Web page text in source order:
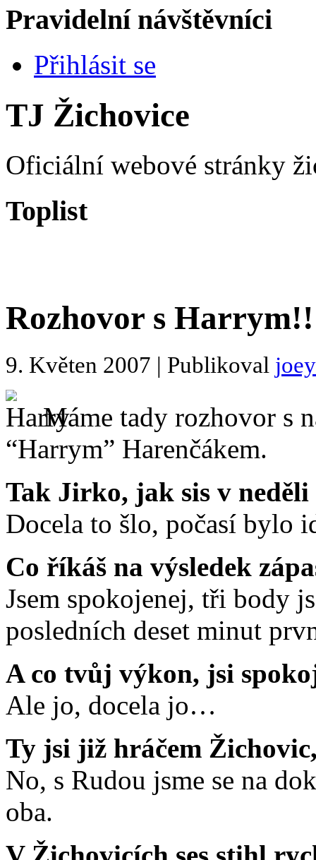
Pravidelní návštěvníci
Přihlásit se
TJ Žichovice
Oficiální webové stránky
Toplist
Rozhovor s
9. Květen 2007 | Publikoval
Máme tady rozhovor s
“Harrym” Harenčákem.
Tak Jirko, jak sis v
Docela to šlo, počasí bylo
Co říkáš na výsledek
Jsem spokojenej, tři body
posledních deset minut
A co tvůj výkon, jsi
Ale jo, docela jo…
Ty jsi již hráčem
No, s Rudou jsme se na
oba.